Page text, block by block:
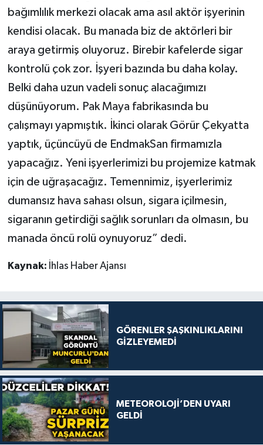
bağımlılık merkezi olacak ama asıl aktör işyerinin
kendisi olacak. Bu manada biz de aktörleri bir
araya getirmiş oluyoruz. Birebir kafelerde sigar
kontrolü çok zor. İşyeri bazında bu daha kolay.
Belki daha uzun vadeli sonuç alacağımızı
düşünüyorum. Pak Maya fabrikasında bu
çalışmayı yapmıştık. İkinci olarak Görür Çekyatta
yaptık, üçüncüyü de EndmakSan firmamızla
yapacağız. Yeni işyerlerimizi bu projemize katmak
için de uğraşacağız. Temennimiz, işyerlerimiz
dumansız hava sahası olsun, sigara içilmesin,
sigaranın getirdiği sağlık sorunları da olmasın, bu
manada öncü rolü oynuyoruz” dedi.
Kaynak: İhlas Haber Ajansı
GÖRENLER ŞAŞKINLIKLARINI
GİZLEYEMEDİ
METEOROLOJİ’DEN UYARI
GELDİ